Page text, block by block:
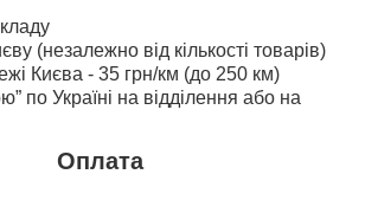
(незалежно від кількості товарів)
Києва - 35 грн/км (до 250 км)
по Україні на відділення або на
Оплата